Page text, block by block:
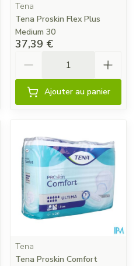
Tena
Tena Proskin Flex Plus
Medium 30
37,39 €
Ajouter au panier
Tena
Tena Proskin Comfort